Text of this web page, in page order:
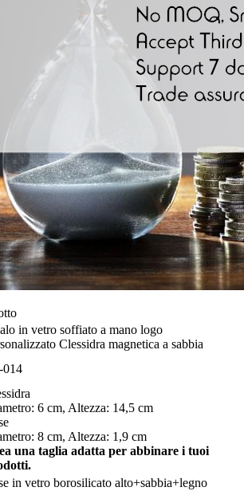
in vetro soffiato a mano logo
Clessidra magnetica a sabbia
014
6 cm, Altezza: 14,5 cm
8 cm, Altezza: 1,9 cm
una taglia adatta per abbinare i tuoi
in vetro borosilicato alto+sabbia+legno